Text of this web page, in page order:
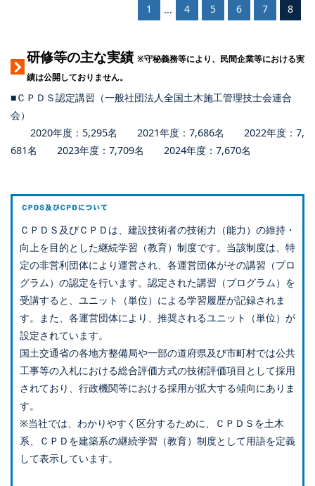
1 ... 4 5 6 7 8
研修等の主な実績 ※守秘義務等により、民間企業等における実
績は公開しておりません。
■ＣＰＤＳ認定講習（一般社団法人全国土木施工管理技士会連合
会）
2020年度：5,295名 2021年度：7,686名 2022年度：7,
681名 2023年度：7,709名 2024年度：7,670名
ＣＰＤＳ及びＣＰＤは、建設技術者の技術力（能力）の維持・
向上を目的とした継続学習（教育）制度です。当該制度は、特
定の非営利団体により運営され、各運営団体がその講習（プロ
グラム）の認定を行います。認定された講習（プログラム）を
受講すると、ユニット（単位）による学習履歴が記録されま
す。また、各運営団体により、推奨されるユニット（単位）が
設定されています。
国土交通省の各地方整備局や一部の道府県及び市町村では公共
工事等の入札における総合評価方式の技術評価項目として採用
されており、行政機関等における採用が拡大する傾向にありま
す。
※当社では、わかりやすく区分するために、ＣＰＤＳを土木
系、ＣＰＤを建築系の継続学習（教育）制度として用語を定義
して表示しています。